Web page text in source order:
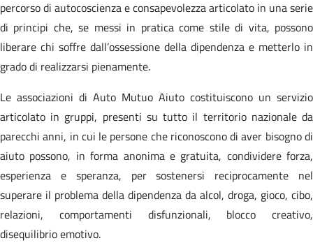
percorso di autocoscienza e consapevolezza articolato in una serie
di principi che, se messi in pratica come stile di vita, possono
liberare chi soffre dall’ossessione della dipendenza e metterlo in
grado di realizzarsi pienamente.
Le associazioni di Auto Mutuo Aiuto costituiscono un servizio
articolato in gruppi, presenti su tutto il territorio nazionale da
parecchi anni, in cui le persone che riconoscono di aver bisogno di
aiuto possono, in forma anonima e gratuita, condividere forza,
esperienza e speranza, per sostenersi reciprocamente nel
superare il problema della dipendenza da alcol, droga, gioco, cibo,
relazioni, comportamenti disfunzionali, blocco creativo,
disequilibrio emotivo.